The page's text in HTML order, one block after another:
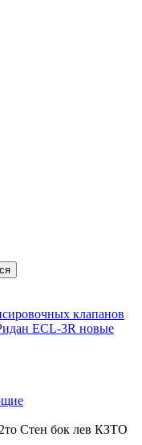
клапанов
ECL-3R новые
Стен бок лев КЗТО